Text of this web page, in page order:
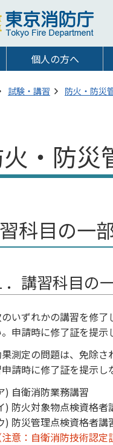
個人の方へ
試験・講習 防火・防災
・防
科目の一
．講習科目の
いずれかの講習を修了
。申請時に修了証を提示
測定の問題は、免除さ
請時に修了証を提示し
) 自衛消防業務講習
) 防火対象物点検資格者
) 防災管理点検資格者講
注意：自衛消防技術認